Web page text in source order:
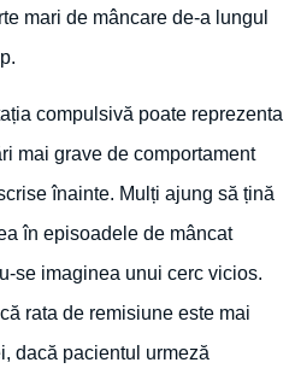
mari de mâncare de-a lungul
compulsivă poate reprezenta
mai grave de comportament
înainte. Mulți ajung să țină
în episoadele de mâncat
se imaginea unui cerc vicios.
rata de remisiune este mai
dacă pacientul urmeză